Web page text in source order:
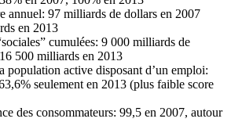
annuel: 97 milliards de dollars en 2007
en 2013
cumulées: 9 000 milliards de
500 milliards en 2013
population active disposant d’un emploi:
seulement en 2013 (plus faible score
des consommateurs: 99,5 en 2007, autour